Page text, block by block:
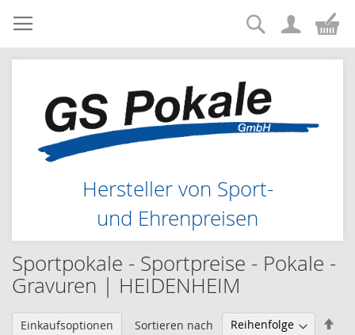
Zum
Inhalt
springen
Hersteller von Sport-
und Ehrenpreisen
Suche
Sportpokale - Sportpreise - Pokale -
Gravuren | HEIDENHEIM
Einkaufsoptionen Sortieren nach